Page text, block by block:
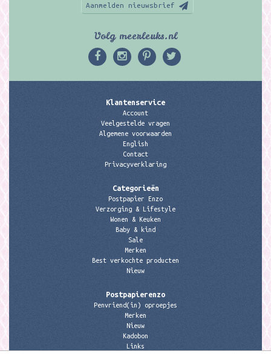
Aanmelden nieuwsbrief
Volg meerleuks.nl
Klantenservice
Account
Veelgestelde vragen
Algemene voorwaarden
English
Contact
Privacyverklaring
Categorieën
Postpapier Enzo
Verzorging & Lifestyle
Wonen & Keuken
Baby & kind
Sale
Merken
Best verkochte producten
Nieuw
Postpapierenzo
Penvriend(in) oproepjes
Merken
Nieuw
Kadobon
Links